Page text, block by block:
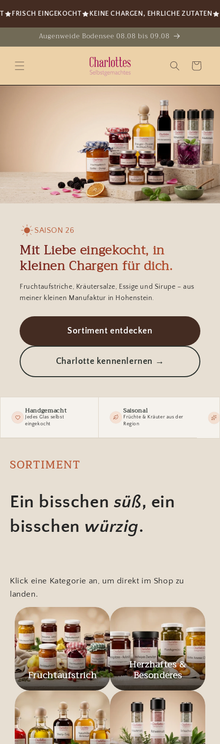
zumEINGEKOCHT KEINE CHARGEN, EHRLICHE ZUTATEN
Augenweide Bodensee 08.08 bis 09.08
Warenkorb
SAISON 26
Mit Liebe eingekocht, in
kleinen Chargen für dich.
Fruchtaufstriche, Kräutersalze, Essige und Sirupe – aus
meiner kleinen Manufaktur in Hohenstein.
Sortiment entdecken
Charlotte kennenlernen →
Handgemacht
Jedes Glas selbst
eingekocht
Saisonal
Früchte & Kräuter aus der
Region
SORTIMENT
Ein bisschen süß, ein
bisschen würzig.
Klick eine Kategorie an, um direkt im Shop zu
landen.
Fruchtaufstrich
Herzhaftes &
Besonderes